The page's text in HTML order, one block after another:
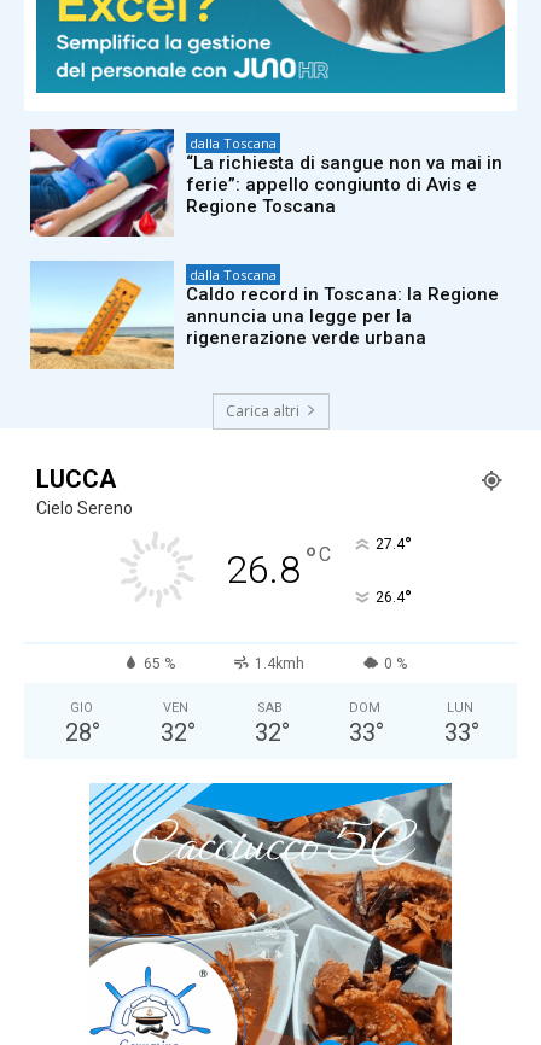
dalla Toscana
Tajani a La Versiliana su Ceuta e stop
Schengen con Spagna: “Verifichiamo
chi arriva. C’è un ritorno dell’Isis”
dalla Toscana
“La richiesta di sangue non va mai in
ferie”: appello congiunto di Avis e
Regione Toscana
dalla Toscana
Caldo record in Toscana: la Regione
annuncia una legge per la
rigenerazione verde urbana
Carica altri
LUCCA
Cielo Sereno
26.8°C 27.4°
26.4°
65 % 1.4kmh 0 %
GIO
28°
VEN
32°
SAB
32°
DOM
33°
LUN
33°